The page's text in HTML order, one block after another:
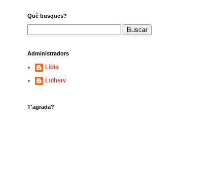
Què busques?
Administradors
Lídia
Lutherv
T'agrada?